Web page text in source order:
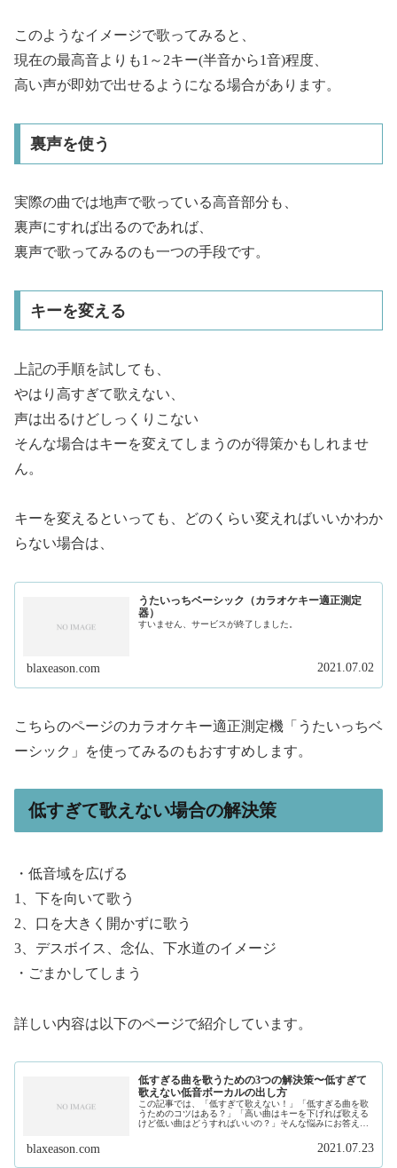
このようなイメージで歌ってみると、
現在の最高音よりも1～2キー(半音から1音)程度、
高い声が即効で出せるようになる場合があります。
裏声を使う
実際の曲では地声で歌っている高音部分も、
裏声にすれば出るのであれば、
裏声で歌ってみるのも一つの手段です。
キーを変える
上記の手順を試しても、
やはり高すぎて歌えない、
声は出るけどしっくりこない
そんな場合はキーを変えてしまうのが得策かもしれませ
ん。
キーを変えるといっても、どのくらい変えればいいかわか
らない場合は、
うたいっちベーシック（カラオケキー適正測定
器）
すいません、サービスが終了しました。
blaxeason.com 2021.07.02
こちらのページのカラオケキー適正測定機「うたいっちベ
ーシック」を使ってみるのもおすすめします。
低すぎて歌えない場合の解決策
・低音域を広げる
1、下を向いて歌う
2、口を大きく開かずに歌う
3、デスボイス、念仏、下水道のイメージ
・ごまかしてしまう
詳しい内容は以下のページで紹介しています。
低すぎる曲を歌うための3つの解決策〜低すぎて
歌えない低音ボーカルの出し方
この記事では、「低すぎて歌えない！」「低すぎる曲を歌
うためのコツはある？」「高い曲はキーを下げれば歌える
けど低い曲はどうすればいいの？」そんな悩みにお答えし
blaxeason.com 2021.07.23